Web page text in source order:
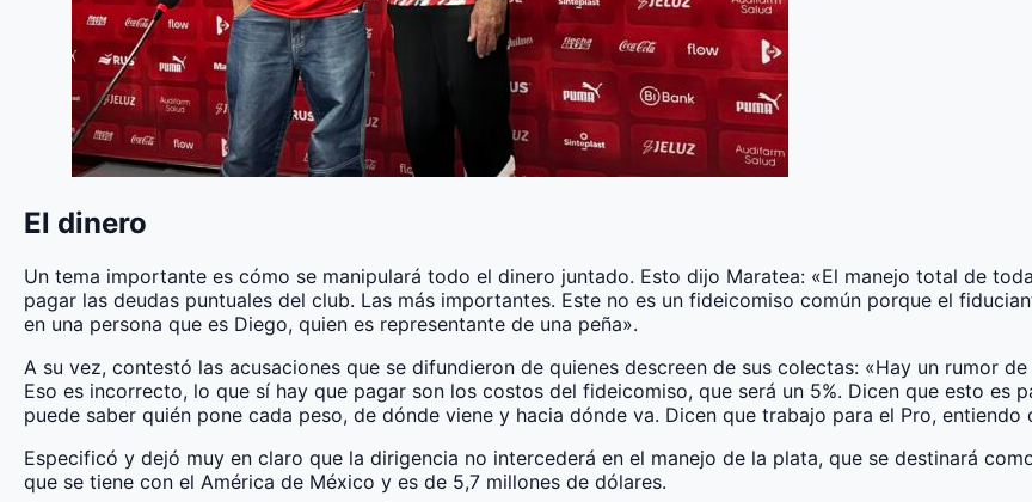
El dinero
Un tema importante es cómo se manipulará todo el dinero juntado. Esto dijo Maratea: «El manejo total de
pagar las deudas puntuales del club. Las más importantes. Este no es un fideicomiso común porque el
en una persona que es Diego, quien es representante de una peña».
A su vez, contestó las acusaciones que se difundieron de quienes descreen de sus colectas: «Hay un rumor
Eso es incorrecto, lo que sí hay que pagar son los costos del fideicomiso, que será un 5%. Dicen que esto es
puede saber quién pone cada peso, de dónde viene y hacia dónde va. Dicen que trabajo para el Pro, entiendo
Especificó y dejó muy en claro que la dirigencia no intercederá en el manejo de la plata, que se destinará
que se tiene con el América de México y es de 5,7 millones de dólares.